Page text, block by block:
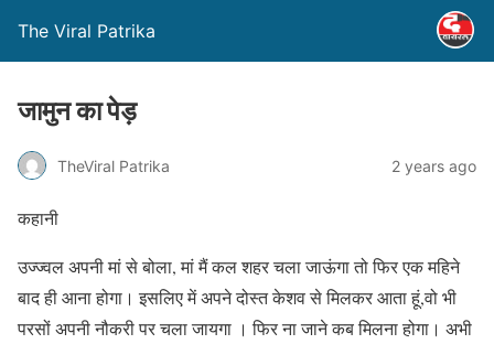
The Viral Patrika
जामुन का पेड़
TheViral Patrika 2 years ago
कहानी
उज्ज्वल अपनी मां से बोला, मां मैं कल शहर चला जाऊंगा तो फिर एक महिने
बाद ही आना होगा। इसलिए में अपने दोस्त केशव से मिलकर आता हूं,वो भी
परसों अपनी नौकरी पर चला जायगा । फिर ना जाने कब मिलना होगा। अभी